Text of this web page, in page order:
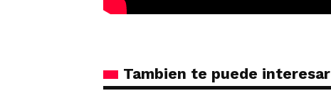
Tambien te puede interesar